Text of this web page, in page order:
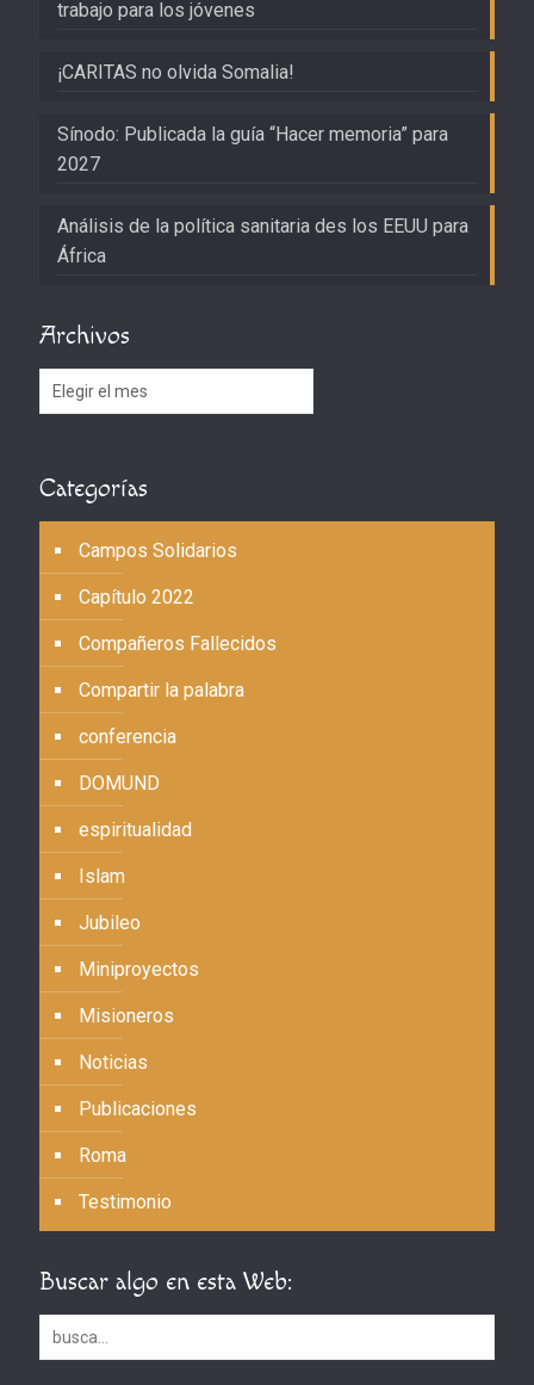
trabajo para los jóvenes
¡CARITAS no olvida Somalia!
Sínodo: Publicada la guía “Hacer memoria” para
2027
Análisis de la política sanitaria des los EEUU para
África
Archivos
Archivos
Categorías
Campos Solidarios
Capítulo 2022
Compañeros Fallecidos
Compartir la palabra
conferencia
DOMUND
espiritualidad
Islam
Jubileo
Miniproyectos
Misioneros
Noticias
Publicaciones
Roma
Testimonio
Buscar algo en esta Web: